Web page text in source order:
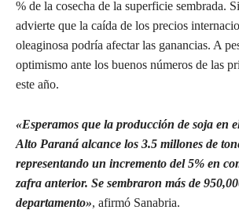
% de la cosecha de la superficie sembrada.
advierte que la caída de los precios
oleaginosa podría afectar las ganancias. A
optimismo ante los buenos números de las
este año.
«Esperamos que la producción de soja en
Alto Paraná alcance los 3.5 millones de
representando un incremento del 5% en
zafra anterior. Se sembraron más de
departamento», afirmó Sanabria.